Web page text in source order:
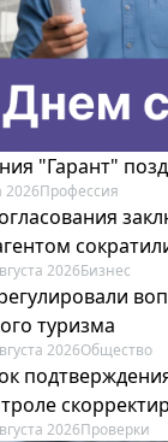
"Гарант"
2026Профессия
2026Бизнес
туризма
2026Общество
2026Проверки